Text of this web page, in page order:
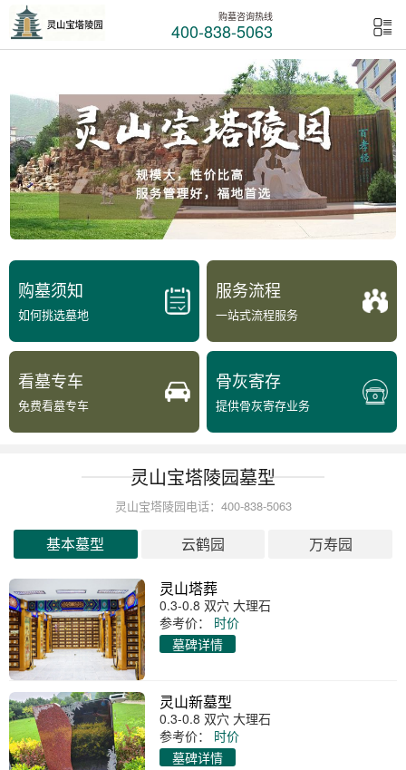
购墓咨询热线
400-838-5063
购墓须知
如何挑选墓地
服务流程
一站式流程服务
看墓专车
免费看墓专车
骨灰寄存
提供骨灰寄存业务
灵山宝塔陵园墓型
灵山宝塔陵园电话：400-838-5063
基本墓型 云鹤园 万寿园
灵山塔葬
0.3-0.8 双穴 大理石
参考价：
时价
墓碑详情
灵山新墓型
0.3-0.8 双穴 大理石
参考价：
时价
墓碑详情